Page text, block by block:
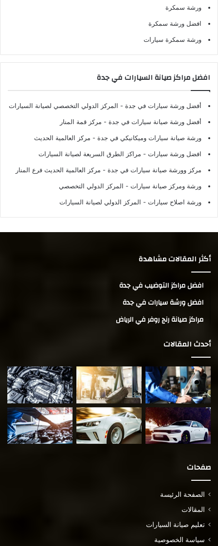
ورشة سمكرة
افضل ورشة سمكرة
ورشة سمكرة سيارات
افضل مراكز صيانة السيارات في جدة
أفضل ورشة سيارات في جدة - المركز الدولي التخصصي لصيانة السيارات
أفضل ورشة صيانة سيارات في جدة - مركز قمة المنار
ورشة صيانة سيارات وميكانيكي في جدة - مركز العالمية الحديث
افضل ورشة سيارات - مراكز الطرق السريعة لصيانة السيارات
مركز وورشة صيانة سيارات في جدة - مركز العالمية الحديث فرع المنار
ورشة ومركز صيانة سيارات - المركز الدولي التخصصي
ورشة اصلاح سيارات - المركز الدولي لصيانة السيارات
أكثر المقالات مشاهدة
افضل مراكز التوضيب في جدة
افضل ورشة سيارات في جدة
مراكز صيانة رنج روفر في الرياض
أحدث المقالات
صفحات
الصفحة الرئيسة
المقالات
تعليم صيانة السيارات
سياسة الخصوصية